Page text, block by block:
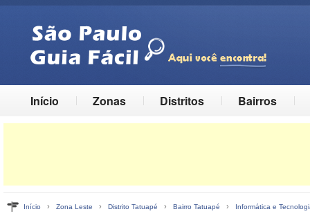
Início Zonas Distritos Bairros
Início › Zona Leste › Distrito Tatuapé › Bairro Tatuapé › Informática e